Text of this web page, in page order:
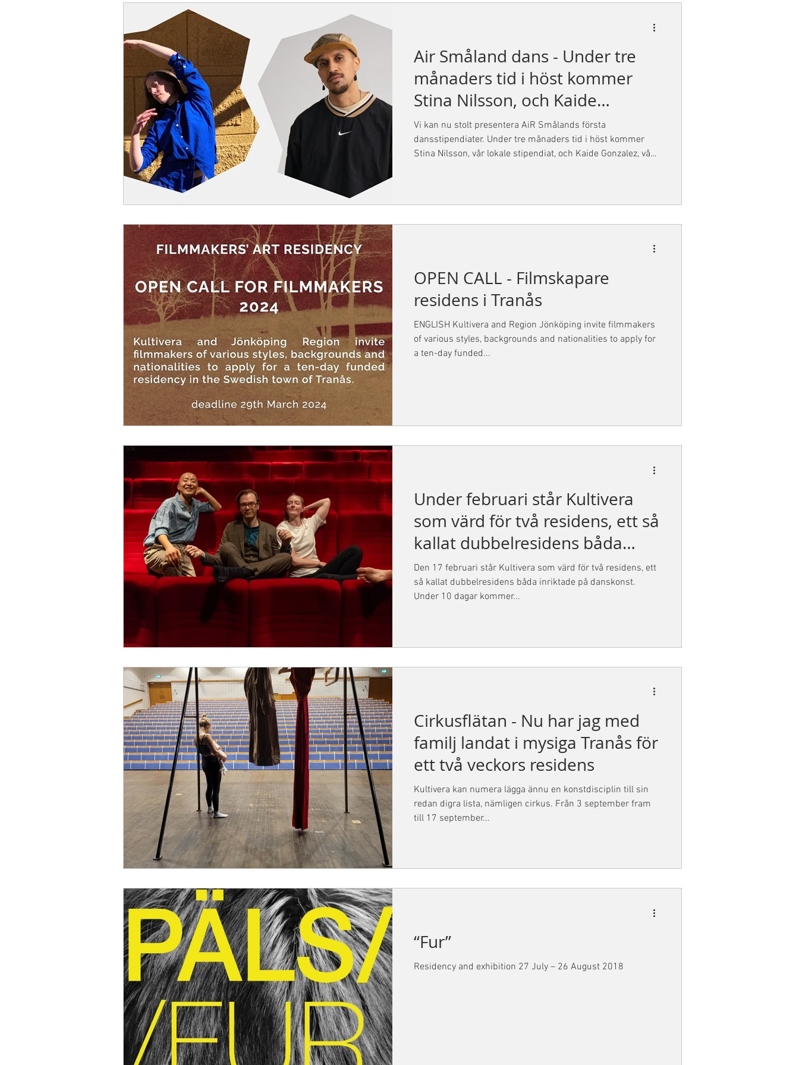
balettskolan i Novi Sad 2018 och har en kandidatexamen i
Air Småland dans - Under tre
månaders tid i höst kommer
Stina Nilsson, och Kaide
Gonzalez, att arbeta hos
Kultivera i Tranås.
Vi kan nu stolt presentera AiR Smålands första
dansstipendiater. Under tre månaders tid i höst kommer
Stina Nilsson, vår lokale stipendiat, och Kaide Gonzalez, vår
OPEN CALL - Filmskapare
residens i Tranås
ENGLISH Kultivera and Region Jönköping invite filmmakers
of various styles, backgrounds and nationalities to apply for
a ten-day funded...
Under februari står Kultivera
som värd för två residens, ett så
kallat dubbelresidens båda
inriktade på danskonst.
Den 17 februari står Kultivera som värd för två residens, ett
så kallat dubbelresidens båda inriktade på danskonst.
Under 10 dagar kommer...
Cirkusflätan - Nu har jag med
familj landat i mysiga Tranås för
ett två veckors residens
Kultivera kan numera lägga ännu en konstdisciplin till sin
redan digra lista, nämligen cirkus. Från 3 september fram
till 17 september...
“Fur”
Residency and exhibition 27 July – 26 August 2018